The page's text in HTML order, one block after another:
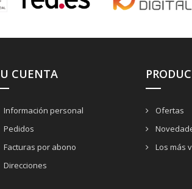
CUENTA
Información personal
Pedidos
Facturas por abono
Direcciones
Ofertas
Los más